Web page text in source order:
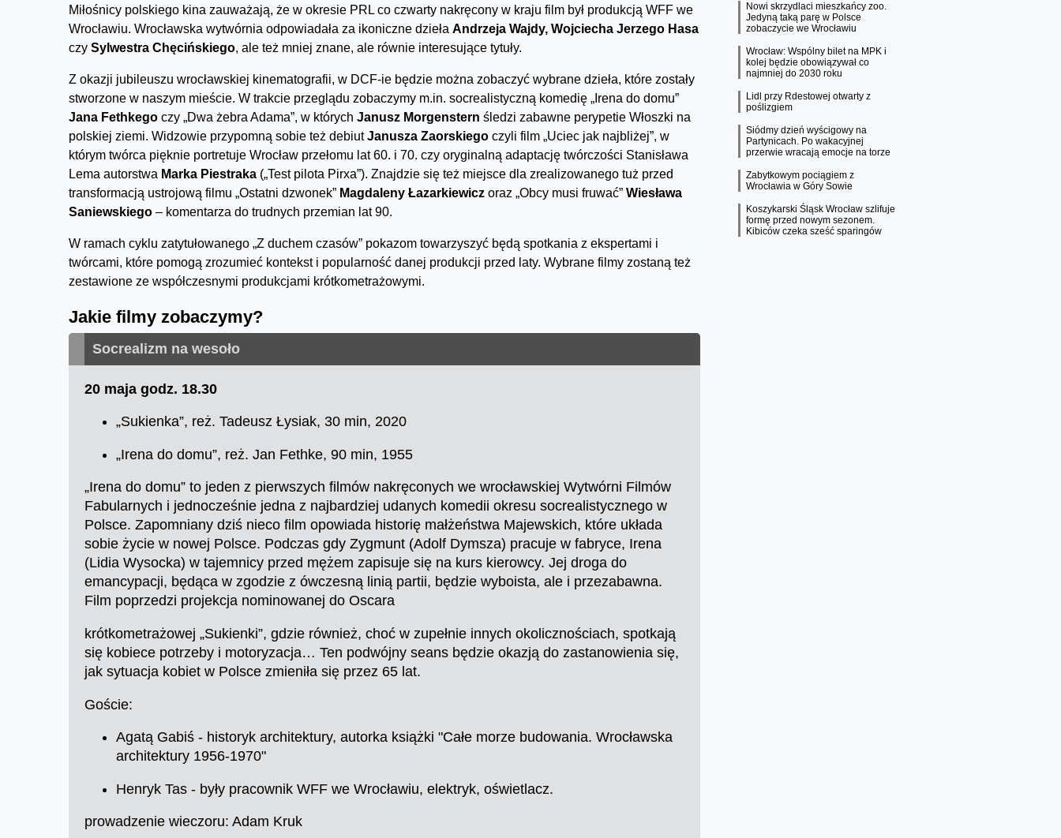
Miłośnicy polskiego kina zauważają, że w okresie PRL co czwarty nakręcony w kraju film był produkcją WFF we
Wrocławiu. Wrocławska wytwórnia odpowiadała za ikoniczne dzieła Andrzeja Wajdy, Wojciecha Jerzego Hasa
czy Sylwestra Chęcińskiego, ale też mniej znane, ale równie interesujące tytuły.
Z okazji jubileuszu wrocławskiej kinematografii, w DCF-ie będzie można zobaczyć wybrane dzieła, które zostały
stworzone w naszym mieście. W trakcie przeglądu zobaczymy m.in. socrealistyczną komedię „Irena do domu”
Jana Fethkego czy „Dwa żebra Adama”, w których Janusz Morgenstern śledzi zabawne perypetie Włoszki na
polskiej ziemi. Widzowie przypomną sobie też debiutJanusza Zaorskiego czyli film „Uciec jak najbliżej”, w
którym twórca pięknie portretuje Wrocław przełomu lat 60. i 70. czy oryginalną adaptację twórczości Stanisława
Lema autorstwa Marka Piestraka („Test pilota Pirxa”). Znajdzie się też miejsce dla zrealizowanego tuż przed
transformacją ustrojową filmu „Ostatni dzwonek” Magdaleny Łazarkiewicz oraz „Obcy musi fruwać” Wiesława
Saniewskiego – komentarza do trudnych przemian lat 90.
W ramach cyklu zatytułowanego „Z duchem czasów” pokazom towarzyszyć będą spotkania z ekspertami i
twórcami, które pomogą zrozumieć kontekst i popularność danej produkcji przed laty. Wybrane filmy zostaną też
zestawione ze współczesnymi produkcjami krótkometrażowymi.
Jakie filmy zobaczymy?
Socrealizm na wesoło
20 maja godz. 18.30
„Sukienka”, reż. Tadeusz Łysiak, 30 min, 2020
„Irena do domu”, reż. Jan Fethke, 90 min, 1955
„Irena do domu” to jeden z pierwszych filmów nakręconych we wrocławskiej Wytwórni Filmów
Fabularnych i jednocześnie jedna z najbardziej udanych komedii okresu socrealistycznego w
Polsce. Zapomniany dziś nieco film opowiada historię małżeństwa Majewskich, które układa
sobie życie w nowej Polsce. Podczas gdy Zygmunt (Adolf Dymsza) pracuje w fabryce, Irena
(Lidia Wysocka) w tajemnicy przed mężem zapisuje się na kurs kierowcy. Jej droga do
emancypacji, będąca w zgodzie z ówczesną linią partii, będzie wyboista, ale i przezabawna.
Film poprzedzi projekcja nominowanej do Oscara
krótkometrażowej „Sukienki”, gdzie również, choć w zupełnie innych okolicznościach, spotkają
się kobiece potrzeby i motoryzacja… Ten podwójny seans będzie okazją do zastanowienia się,
jak sytuacja kobiet w Polsce zmieniła się przez 65 lat.
Goście:
Agatą Gabiś - historyk architektury, autorka książki "Całe morze budowania. Wrocławska
architektury 1956-1970"
Henryk Tas - były pracownik WFF we Wrocławiu, elektryk, oświetlacz.
prowadzenie wieczoru: Adam Kruk
Nowi skrzydlaci mieszkańcy zoo.
Jedyną taką parę w Polsce
zobaczycie we Wrocławiu
Wrocław: Wspólny bilet na MPK i
kolej będzie obowiązywał co
najmniej do 2030 roku
Lidl przy Rdestowej otwarty z
poślizgiem
Siódmy dzień wyścigowy na
Partynicach. Po wakacyjnej
przerwie wracają emocje na torze
Zabytkowym pociągiem z
Wrocławia w Góry Sowie
Koszykarski Śląsk Wrocław szlifuje
formę przed nowym sezonem.
Kibiców czeka sześć sparingów